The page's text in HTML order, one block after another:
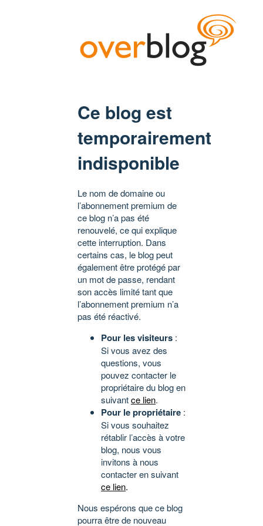
Ce blog est
temporairement
indisponible
Le nom de domaine ou
l’abonnement premium de
ce blog n’a pas été
renouvelé, ce qui explique
cette interruption. Dans
certains cas, le blog peut
également être protégé par
un mot de passe, rendant
son accès limité tant que
l’abonnement premium n’a
pas été réactivé.
Pour les visiteurs :
Si vous avez des
questions, vous
pouvez contacter le
propriétaire du blog en
suivantce lien.
Pour le propriétaire :
Si vous souhaitez
rétablir l’accès à votre
blog, nous vous
invitons à nous
contacter en suivant
ce lien.
Nous espérons que ce blog
pourra être de nouveau